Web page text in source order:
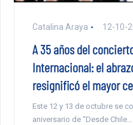
Catalina Araya 12-10-
A 35 años del
Internacional: el
resignificó el mayor
Este 12 y 13 de octubre se
aniversario de “Desde